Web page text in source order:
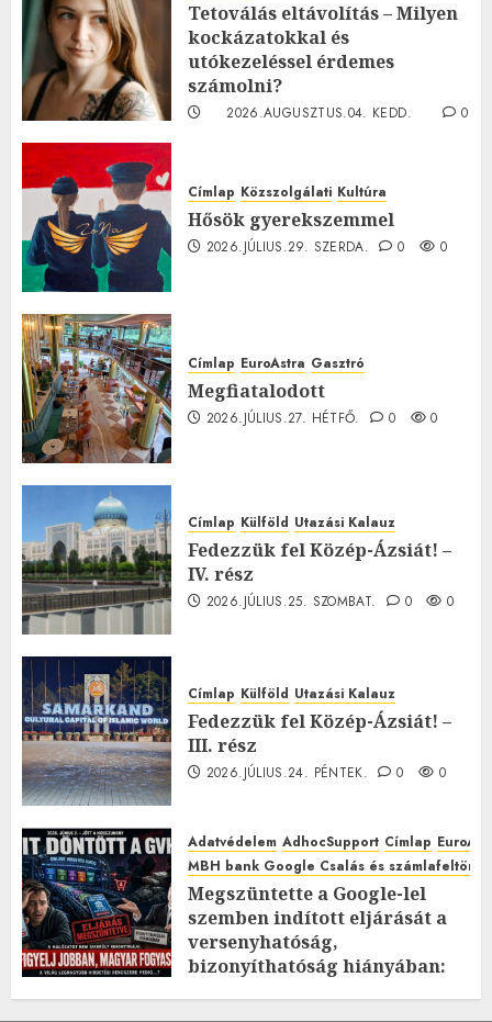
Tetoválás eltávolítás – Milyen
kockázatokkal és
utókezeléssel érdemes
számolni?
2026.AUGUSZTUS.04. KEDD.
0
Címlap Közszolgálati Kultúra
Hősök gyerekszemmel
2026.JÚLIUS.29. SZERDA. 0 0
Címlap EuroAstra Gasztró
Megfiatalodott
2026.JÚLIUS.27. HÉTFŐ. 0 0
Címlap Külföld Utazási Kalauz
Fedezzük fel Közép-Ázsiát! –
IV. rész
2026.JÚLIUS.25. SZOMBAT. 0 0
Címlap Külföld Utazási Kalauz
Fedezzük fel Közép-Ázsiát! –
III. rész
2026.JÚLIUS.24. PÉNTEK. 0 0
Adatvédelem AdhocSupport Címlap
MBH bank Google Csalás és
Megszüntette a Google-lel
szemben indított eljárását a
versenyhatóság,
bizonyíthatóság hiányában: